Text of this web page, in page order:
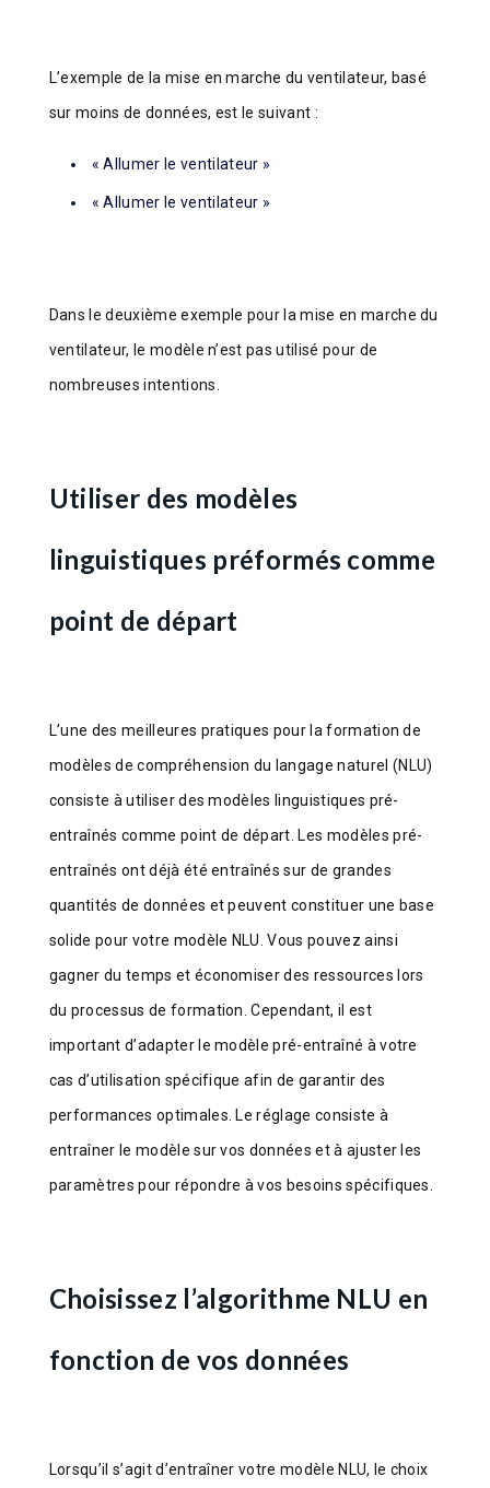
L’exemple de la mise en marche du ventilateur, basé
sur moins de données, est le suivant :
« Allumer le ventilateur »
« Allumer le ventilateur »
Dans le deuxième exemple pour la mise en marche du
ventilateur, le modèle n’est pas utilisé pour de
nombreuses intentions.
Utiliser des modèles
linguistiques préformés comme
point de départ
L’une des meilleures pratiques pour la formation de
modèles de compréhension du langage naturel (NLU)
consiste à utiliser des modèles linguistiques pré-
entraînés comme point de départ. Les modèles pré-
entraînés ont déjà été entraînés sur de grandes
quantités de données et peuvent constituer une base
solide pour votre modèle NLU. Vous pouvez ainsi
gagner du temps et économiser des ressources lors
du processus de formation. Cependant, il est
important d’adapter le modèle pré-entraîné à votre
cas d’utilisation spécifique afin de garantir des
performances optimales. Le réglage consiste à
entraîner le modèle sur vos données et à ajuster les
paramètres pour répondre à vos besoins spécifiques.
Choisissez l’algorithme NLU en
fonction de vos données
Lorsqu’il s’agit d’entraîner votre modèle NLU, le choix